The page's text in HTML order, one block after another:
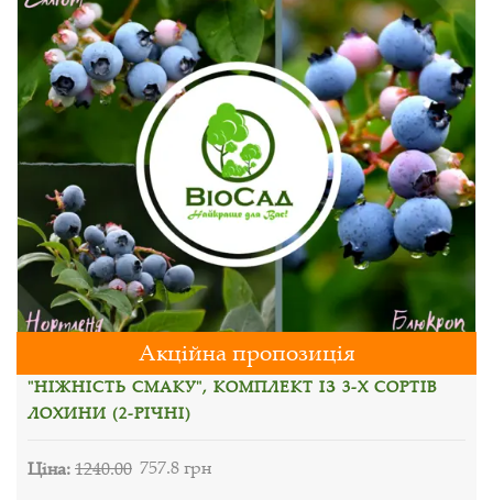
Акційна пропозиція
"НІЖНІСТЬ СМАКУ", КОМПЛЕКТ ІЗ 3-Х СОРТІВ
ЛОХИНИ (2-РІЧНІ)
Ціна:1240.00 757.8 грн